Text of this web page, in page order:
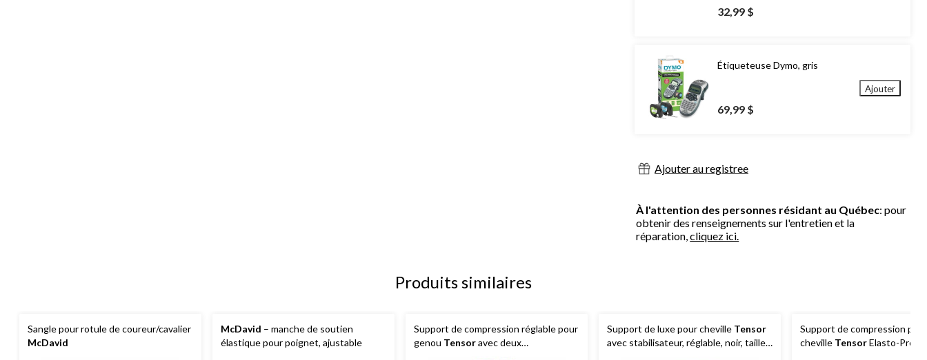
32,99 $
Étiqueteuse Dymo, gris
69,99 $
Ajouter
Ajouter au registree
À l'attention des personnes résidant au Québec: pour
obtenir des renseignements sur l'entretien et la
réparation,cliquez ici.
Produits similaires
Sangle pour rotule de coureur/cavalier
McDavid
McDavid – manche de soutien
élastique pour poignet, ajustable
Support de compression réglable pour
genou Tensoravec deux
Support de luxe pour cheville Tensor
avec stabilisateur, réglable, noir, taille
Support de compression
cheville TensorElasto-